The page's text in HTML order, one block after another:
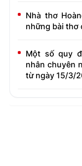
Nhà thơ
những bài thơ
Một số quy
nhân chuyên
từ ngày 15/3/